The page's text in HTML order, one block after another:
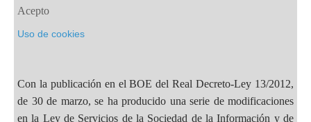
Acepto
Uso de cookies
Con la publicación en el BOE del Real Decreto-Ley 13/2012,
de 30 de marzo, se ha producido una serie de modificaciones
en la Ley de Servicios de la Sociedad de la Información y de